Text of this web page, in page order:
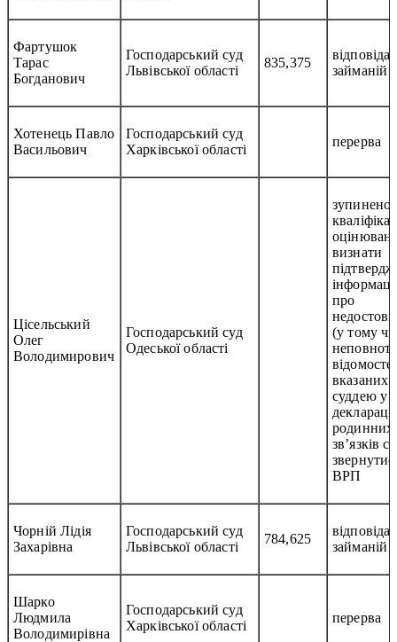
Фартушок
Тарас
Богданович
Господарський суд
Львівської області
835,375
відповідає
займаній
Хотенець Павло
Васильович
Господарський суд
Харківської області
перерва
Цісельський
Олег
Володимирович
Господарський суд
Одеської області
зупинено
визнати
про
(у тому
вказаних
суддею у
декларації
родинних
зв’язків
ВРП
Чорній Лідія
Захарівна
Господарський суд
Львівської області
784,625
відповідає
займаній
Шарко
Людмила
Володимирівна
Господарський суд
Харківської області
перерва